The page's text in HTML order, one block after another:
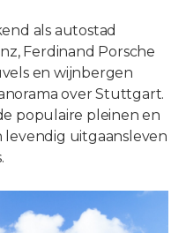
als autostad
Ferdinand Porsche
en wijnbergen
over Stuttgart.
populaire pleinen en
levendig uitgaansleven